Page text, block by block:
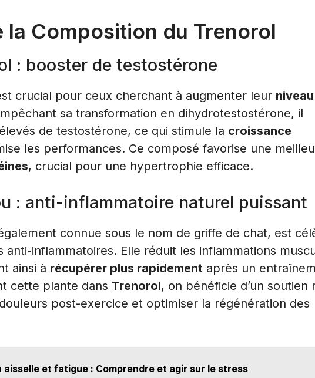
la Composition du Trenorol
: booster de testostérone
crucial pour ceux cherchant à augmenter leur
sa transformation en dihydrotestostérone, il
de testostérone, ce qui stimule la croissance
les performances. Ce composé favorise une
, crucial pour une hypertrophie efficace.
: anti-inflammatoire naturel puissant
connue sous le nom de griffe de chat, est
anti-inflammatoires. Elle réduit les inflammations
ainsi à récupérer plus rapidement après un
cette plante dans Trenorol, on bénéficie d’un soutien
post-exercice et optimiser la régénération des
aisselle et fatigue : Comprendre et agir sur le stress